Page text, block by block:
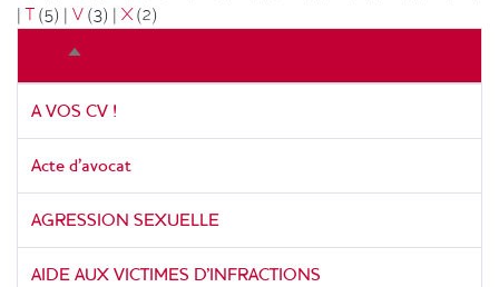
|T (5) | V (3) | X(2)
Trier
par
ordre
décroissant
A VOS CV !
Acte d’avocat
AGRESSION SEXUELLE
AIDE AUX VICTIMES D'INFRACTIONS